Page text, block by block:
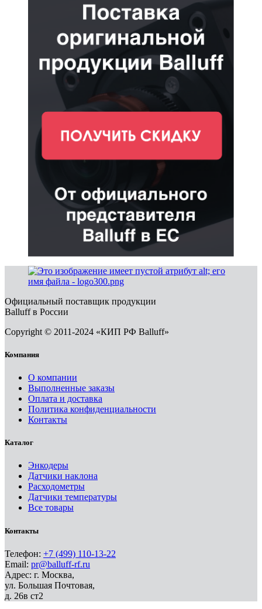
Официальный поставщик продукции
Balluff в России
Copyright © 2011-2024 «КИП РФ Balluff»
Компания
О компании
Выполненные заказы
Оплата и доставка
Политика конфиденциальности
Контакты
Каталог
Энкодеры
Датчики наклона
Расходометры
Датчики температуры
Все товары
Контакты
Телефон: +7 (499) 110-13-22
Email: pr@balluff-rf.ru
Адрес: г. Москва,
ул. Большая Почтовая,
д. 26в ст2